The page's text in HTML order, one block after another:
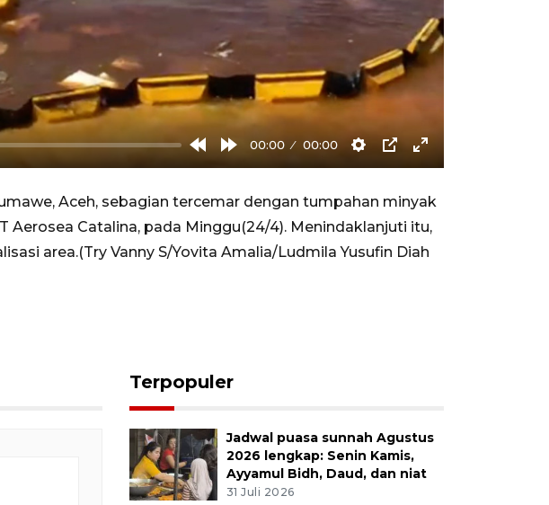
RewindForward
00:00 00:00
Settings
PIP Enter
Aceh, sebagian tercemar dengan tumpahan minyak
Catalina, pada Minggu(24/4). Menindaklanjuti itu,
area.(Try Vanny S/Yovita Amalia/Ludmila Yusufin Diah
Terpopuler
Jadwal puasa sunnah Agustus
2026 lengkap: Senin Kamis,
Ayyamul Bidh, Daud, dan niat
31 Juli 2026